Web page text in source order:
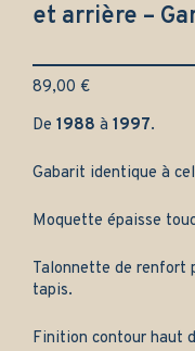
et arrière –
89,00 €
De 1988 à 1997.
Gabarit identique à
Moquette épaisse
Talonnette de renfort
tapis.
Finition contour haut